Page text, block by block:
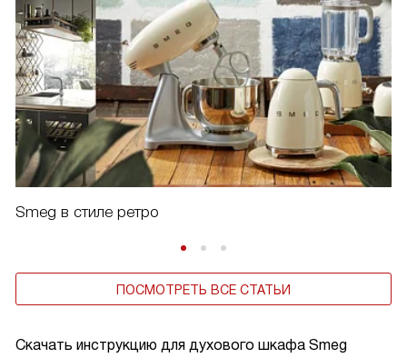
Скачать инструкцию для духового шкафа Smeg
Smeg в стиле ретро
ПОСМОТРЕТЬ ВСЕ СТАТЬИ